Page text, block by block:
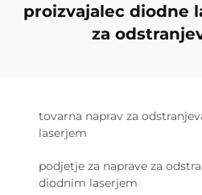
proizvajalec diodne
za
tovarna naprav za
laserjem
podjetje za naprave za
diodnim laserjem